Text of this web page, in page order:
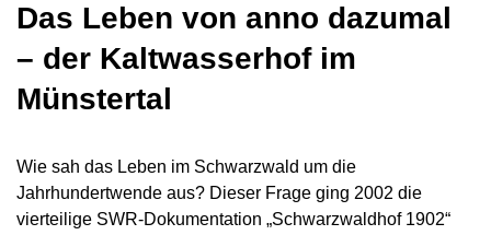
Das Leben von anno dazumal
– der Kaltwasserhof im
Münstertal
Wie sah das Leben im Schwarzwald um die
Jahrhundertwende aus? Dieser Frage ging 2002 die
vierteilige SWR-Dokumentation „Schwarzwaldhof 1902“